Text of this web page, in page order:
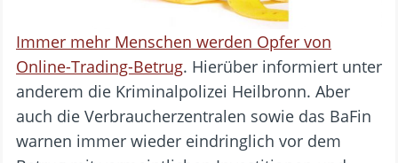
Immer mehr Menschen werden Opfer von
Online-Trading-Betrug. Hierüber informiert unter
anderem die Kriminalpolizei Heilbronn. Aber
auch die Verbraucherzentralen sowie das BaFin
warnen immer wieder eindringlich vor dem